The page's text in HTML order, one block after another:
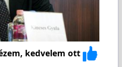
kedvelem ott